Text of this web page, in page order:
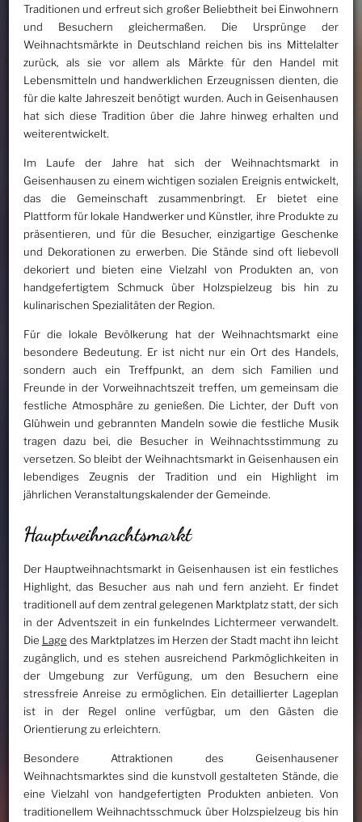
Traditionen und erfreut sich großer Beliebtheit bei Einwohnern
und Besuchern gleichermaßen. Die Ursprünge der
Weihnachtsmärkte in Deutschland reichen bis ins Mittelalter
zurück, als sie vor allem als Märkte für den Handel mit
Lebensmitteln und handwerklichen Erzeugnissen dienten, die
für die kalte Jahreszeit benötigt wurden. Auch in Geisenhausen
hat sich diese Tradition über die Jahre hinweg erhalten und
weiterentwickelt.
Im Laufe der Jahre hat sich der Weihnachtsmarkt in
Geisenhausen zu einem wichtigen sozialen Ereignis entwickelt,
das die Gemeinschaft zusammenbringt. Er bietet eine
Plattform für lokale Handwerker und Künstler, ihre Produkte zu
präsentieren, und für die Besucher, einzigartige Geschenke
und Dekorationen zu erwerben. Die Stände sind oft liebevoll
dekoriert und bieten eine Vielzahl von Produkten an, von
handgefertigtem Schmuck über Holzspielzeug bis hin zu
kulinarischen Spezialitäten der Region.
Für die lokale Bevölkerung hat der Weihnachtsmarkt eine
besondere Bedeutung. Er ist nicht nur ein Ort des Handels,
sondern auch ein Treffpunkt, an dem sich Familien und
Freunde in der Vorweihnachtszeit treffen, um gemeinsam die
festliche Atmosphäre zu genießen. Die Lichter, der Duft von
Glühwein und gebrannten Mandeln sowie die festliche Musik
tragen dazu bei, die Besucher in Weihnachtsstimmung zu
versetzen. So bleibt der Weihnachtsmarkt in Geisenhausen ein
lebendiges Zeugnis der Tradition und ein Highlight im
jährlichen Veranstaltungskalender der Gemeinde.
Hauptweihnachtsmarkt
Der Hauptweihnachtsmarkt in Geisenhausen ist ein festliches
Highlight, das Besucher aus nah und fern anzieht. Er findet
traditionell auf dem zentral gelegenen Marktplatz statt, der sich
in der Adventszeit in ein funkelndes Lichtermeer verwandelt.
Die Lage des Marktplatzes im Herzen der Stadt macht ihn leicht
zugänglich, und es stehen ausreichend Parkmöglichkeiten in
der Umgebung zur Verfügung, um den Besuchern eine
stressfreie Anreise zu ermöglichen. Ein detaillierter Lageplan
ist in der Regel online verfügbar, um den Gästen die
Orientierung zu erleichtern.
Besondere Attraktionen des Geisenhausener
Weihnachtsmarktes sind die kunstvoll gestalteten Stände, die
eine Vielzahl von handgefertigten Produkten anbieten. Von
traditionellem Weihnachtsschmuck über Holzspielzeug bis hin